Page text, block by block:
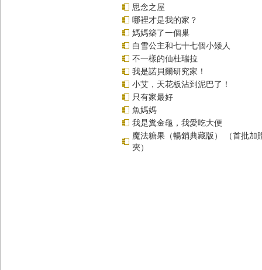
思念之屋
哪裡才是我的家？
媽媽築了一個巢
白雪公主和七十七個小矮人
不一樣的仙杜瑞拉
我是諾貝爾研究家！
小艾，天花板沾到泥巴了！
只有家最好
魚媽媽
我是糞金龜，我愛吃大便
魔法糖果（暢銷典藏版） （首批加
夾）